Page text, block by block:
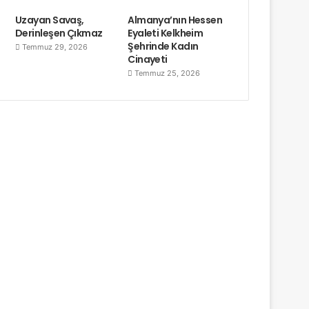
Uzayan Savaş,
Derinleşen Çıkmaz
Temmuz 29, 2026
Almanya’nın Hessen
Eyaleti Kelkheim
Şehrinde Kadın
Cinayeti
Temmuz 25, 2026